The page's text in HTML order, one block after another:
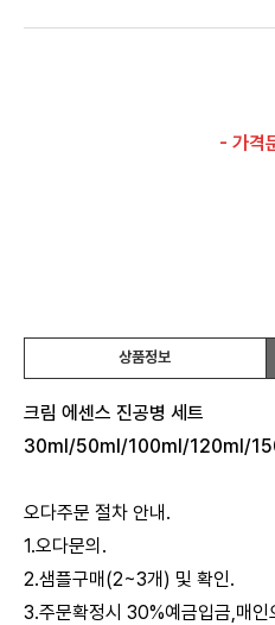
- 가격
상품정보
크림 에센스 진공병 세트
30ml/50ml/100ml/120ml/
오다주문 절차 안내.
1.오다문의.
2.샘플구매(2~3개) 및 확인.
3.주문확정시 30%예금입금,매